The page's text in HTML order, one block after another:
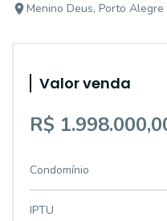
Menino Deus, Porto Alegre
Valor venda
R$
Condomínio
IPTU